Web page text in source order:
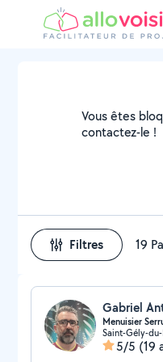
Vous êtes
contactez-le !
Filtres 19
Menuisier
5/5 (19